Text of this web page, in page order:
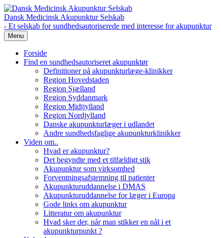
Dansk Medicinsk Akupunktur Selskab
- Et selskab for sundhedsautoriserede med interesse for akupunktur
Menu
Forside
Find en sundhedsautoriseret akupunktør
Definitioner på akupunkturlæge-klinikker
Region Hovedstaden
Region Sjælland
Region Syddanmark
Region Midtjylland
Region Nordjylland
Danske akupunkturlæger i udlandet
Andre sundhedsfaglige akupunkturklinikker
Viden om..
Hvad er akupunktur?
Det begyndte med et tilfældigt stik
Akupunktur som virksomhed
Forventningsafstemning til patienter
Akupunkturuddannelse i DMAS
Akupunkturuddannelse for læger i Europa
Gode links om akupunktur
Litteratur om akupunktur
Hvad sker der, når man stikker en nål i et
akupunkturpunkt ?